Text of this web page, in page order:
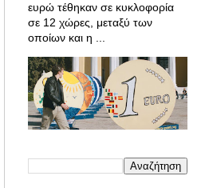
ευρώ τέθηκαν σε κυκλοφορία
σε 12 χώρες, μεταξύ των
οποίων και η ...